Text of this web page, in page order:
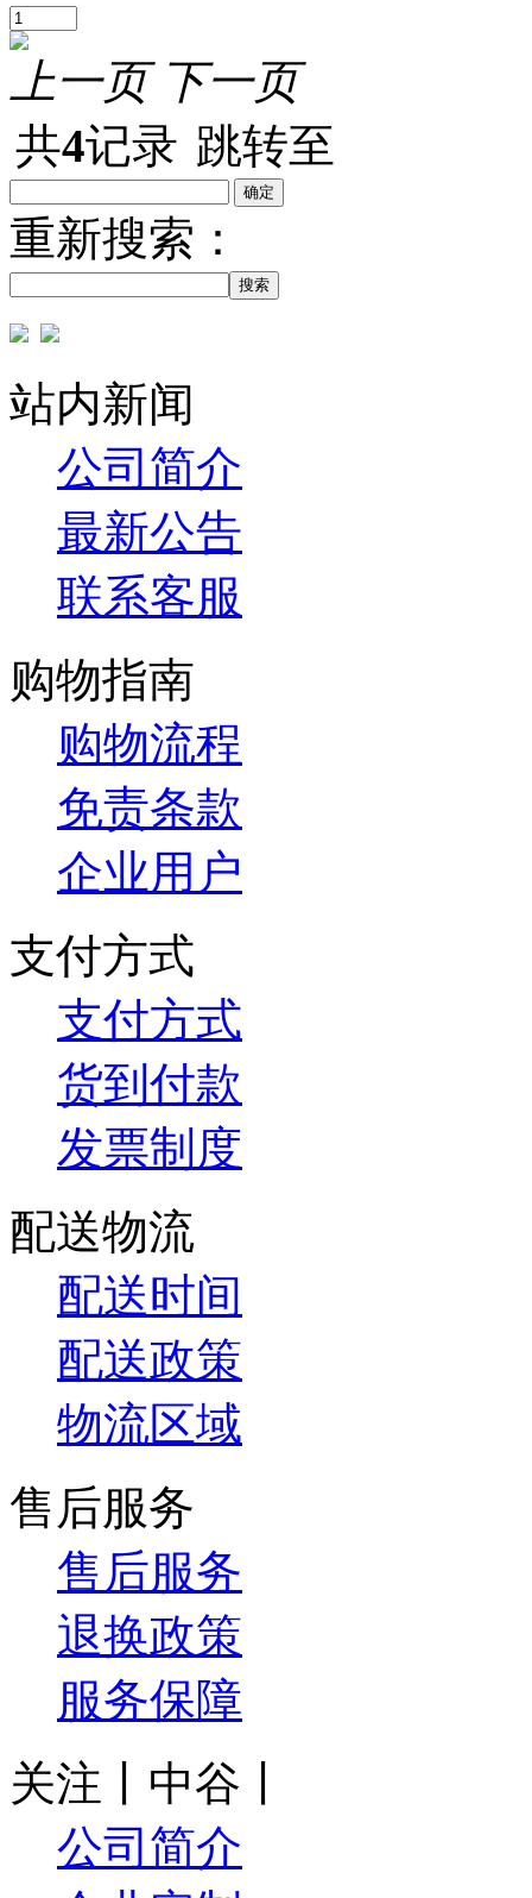
上一页 下一页
共4记录 跳转至
重新搜索：
搜索
站内新闻
公司简介
最新公告
联系客服
购物指南
购物流程
免责条款
企业用户
支付方式
支付方式
货到付款
发票制度
配送物流
配送时间
配送政策
物流区域
售后服务
售后服务
退换政策
服务保障
关注丨中谷丨
公司简介